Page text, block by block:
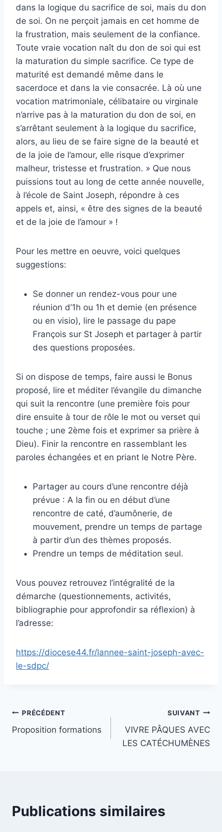
dans la logique du sacrifice de soi, mais du don
de soi. On ne perçoit jamais en cet homme de
la frustration, mais seulement de la confiance.
Toute vraie vocation naît du don de soi qui est
la maturation du simple sacrifice. Ce type de
maturité est demandé même dans le
sacerdoce et dans la vie consacrée. Là où une
vocation matrimoniale, célibataire ou virginale
n’arrive pas à la maturation du don de soi, en
s’arrêtant seulement à la logique du sacrifice,
alors, au lieu de se faire signe de la beauté et
de la joie de l’amour, elle risque d’exprimer
malheur, tristesse et frustration. » Que nous
puissions tout au long de cette année nouvelle,
à l’école de Saint Joseph, répondre à ces
appels et, ainsi, « être des signes de la beauté
et de la joie de l’amour » !
Pour les mettre en oeuvre, voici quelques
suggestions:
Se donner un rendez-vous pour une
réunion d’1h ou 1h et demie (en présence
ou en visio), lire le passage du pape
François sur St Joseph et partager à partir
des questions proposées.
Si on dispose de temps, faire aussi le Bonus
proposé, lire et méditer l’évangile du dimanche
qui suit la rencontre (une première fois pour
dire ensuite à tour de rôle le mot ou verset qui
touche ; une 2ème fois et exprimer sa prière à
Dieu). Finir la rencontre en rassemblant les
paroles échangées et en priant le Notre Père.
Partager au cours d’une rencontre déjà
prévue : A la fin ou en début d’une
rencontre de caté, d’aumônerie, de
mouvement, prendre un temps de partage
à partir d’un des thèmes proposés.
Prendre un temps de méditation seul.
Vous pouvez retrouvez l’intégralité de la
démarche (questionnements, activités,
bibliographie pour approfondir sa réflexion) à
l’adresse:
https://diocese44.fr/lannee-saint-joseph-avec-
le-sdpc/
Navigation
de
PRÉCÉDENT
Proposition formations
SUIVANT
VIVRE PÂQUES AVEC
LES CATÉCHUMÈNES
Publications similaires